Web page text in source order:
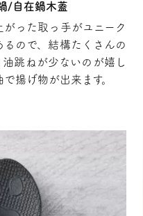
/自在鍋木蓋
った取っ手がユニーク
ので、結構たくさんの
跳ねが少ないのが嬉し
揚げ物が出来ます。